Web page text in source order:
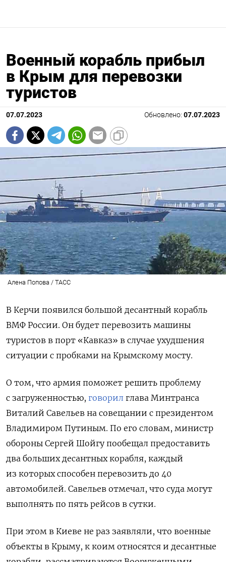
Подписывайтесь на The Moscow
Times в Telegram —
@moscowtimes_ru
Военный корабль прибыл
в Крым для перевозки
туристов
07.07.2023 Обновлено: 07.07.2023
Алена Попова / ТАСС
В Керчи появился большой десантный корабль
ВМФ России. Он будет перевозить машины
туристов в порт «Кавказ» в случае ухудшения
ситуации с пробками на Крымскому мосту.
О том, что армия поможет решить проблему
с загруженностью, говорил глава Минтранса
Виталий Савельев на совещании с президентом
Владимиром Путиным. По его словам, министр
обороны Сергей Шойгу пообещал предоставить
два больших десантных корабля, каждый
из которых способен перевозить до 40
автомобилей. Савельев отмечал, что суда могут
выполнять по пять рейсов в сутки.
При этом в Киеве не раз заявляли, что военные
объекты в Крыму, к коим относятся и десантные